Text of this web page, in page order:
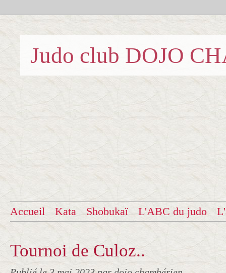
Judo club DOJO
Accueil Kata Shobukaï L'ABC du judo
Tournoi de Culoz..